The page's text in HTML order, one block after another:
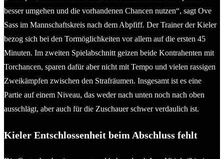
besser umgehen und die vorhandenen Chancen nutzen“, sagt Ove
Sass im Mannschaftskreis nach dem Abpfiff. Der Trainer der Kieler
bezog sich bei den Tormöglichkeiten vor allem auf die ersten 45
Minuten. Im zweiten Spielabschnitt geizen beide Kontrahenten mit
Torchancen, sparen dafür aber nicht mit Tempo und vielen rassigen
Zweikämpfen zwischen den Strafräumen. Insgesamt ist es eine
Partie auf einem Niveau, das weder nach unten noch nach oben
ausschlägt, aber auch für die Zuschauer schwer verdaulich ist.
Kieler Entschlossenheit beim Abschluss fehlt